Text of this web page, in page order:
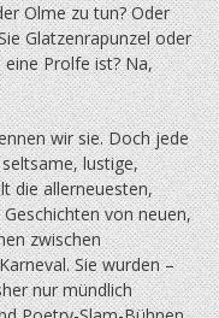
Olme zu tun? Oder
Glatzenrapunzel oder
eine Prolfe ist? Na,
wir sie. Doch jede
lustige,
die allerneuesten,
von neuen,
zwischen
Sie wurden –
nur mündlich